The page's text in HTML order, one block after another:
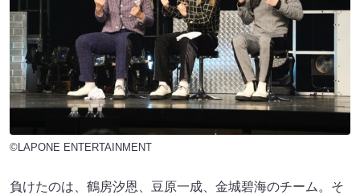
©LAPONE ENTERTAINMENT
負けたのは、鶴房汐恩、豆原一成、金城碧海のチーム。そ